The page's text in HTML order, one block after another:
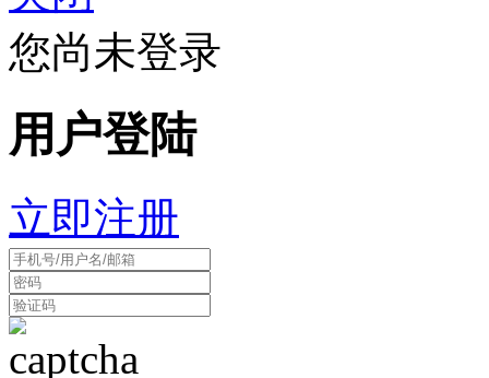
您尚未登录
用户登陆
立即注册